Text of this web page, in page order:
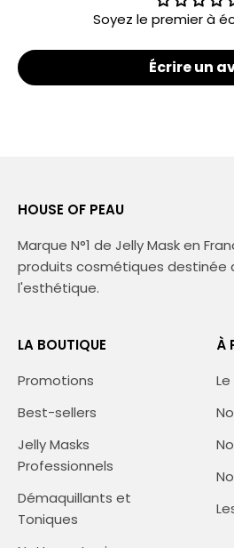
Soyez le premier à
Écrire un
HOUSE OF PEAU
Marque N°1 de Jelly Mask en
produits cosmétiques destinée
l'esthétique.
LA BOUTIQUE
Promotions
Best-sellers
Jelly Masks
Professionnels
Démaquillants et
Toniques
À